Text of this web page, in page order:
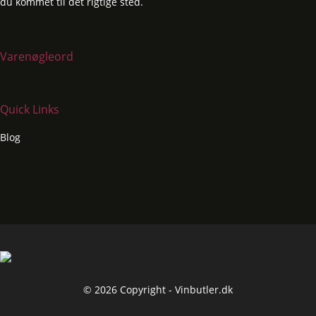
Varenøgleord
Quick Links
Blog
© 2026 Copyright - Vinbutler.dk